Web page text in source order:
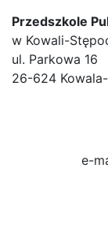
Przedszkole
w Kowali-
ul. Parkowa 16
26-624
e-